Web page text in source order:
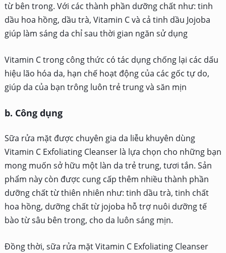
từ bên trong. Với các thành phần dưỡng chất như: tinh
dầu hoa hồng, dầu trà, Vitamin C và cả tinh dầu Jojoba
giúp làm sáng da chỉ sau thời gian ngăn sử dụng
Vitamin C trong công thức có tác dụng chống lại các dấu
hiệu lão hóa da, hạn chế hoạt động của các gốc tự do,
giúp da của bạn trông luôn trẻ trung và săn mịn
b. Công dụng
Sữa rửa mặt được chuyên gia da liễu khuyên dùng
Vitamin C Exfoliating Cleanser là lựa chọn cho những bạn
mong muốn sở hữu một làn da trẻ trung, tươi tắn. Sản
phẩm này còn được cung cấp thêm nhiều thành phần
dưỡng chất từ thiên nhiên như: tinh dầu trà, tinh chất
hoa hồng, dưỡng chất từ jojoba hỗ trợ nuôi dưỡng tế
bào từ sâu bên trong, cho da luôn sáng mịn.
Đồng thời, sữa rửa mặt Vitamin C Exfoliating Cleanser